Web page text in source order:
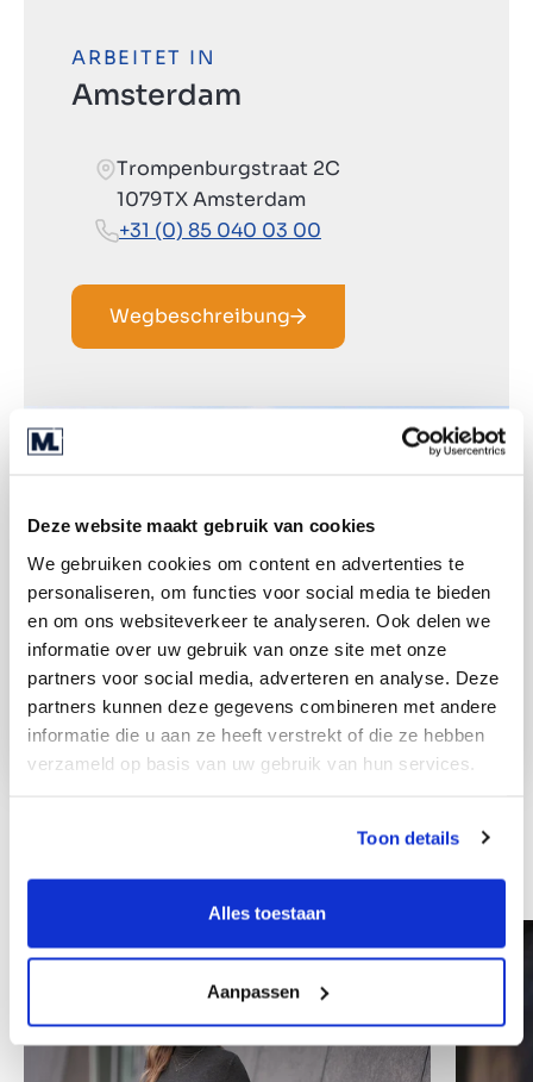
Deze website maakt gebruik van cookies
We gebruiken cookies om content en advertenties te
personaliseren, om functies voor social media te bieden
en om ons websiteverkeer te analyseren. Ook delen we
informatie over uw gebruik van onze site met onze
partners voor social media, adverteren en analyse. Deze
partners kunnen deze gegevens combineren met andere
informatie die u aan ze heeft verstrekt of die ze hebben
verzameld op basis van uw gebruik van hun services.
Toon details
Alles toestaan
Aanpassen
ARBEITET IN
Amsterdam
Trompenburgstraat 2C
1079TX Amsterdam
+31 (0) 85 040 03 00
Wegbeschreibung
Weitere Mitarbeiter